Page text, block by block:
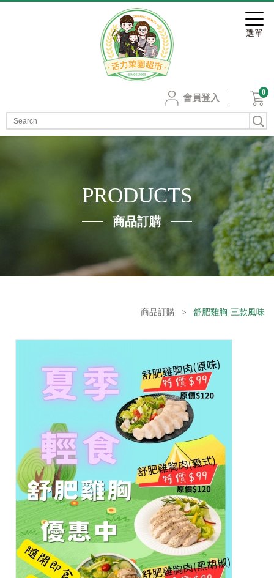
會員登入
0
PRODUCTS
商品訂購
商品訂購 > 舒肥雞胸-三款風味